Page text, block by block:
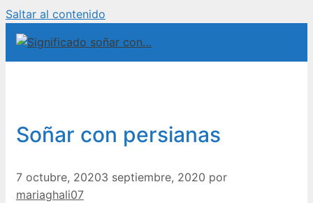
Saltar al contenido
Soñar con persianas
7 octubre, 20203 septiembre, 2020 por
mariaghali07